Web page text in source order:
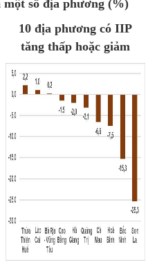
một số địa phương(%)
10 địa phương có IIP
tăng thấp hoặc giảm